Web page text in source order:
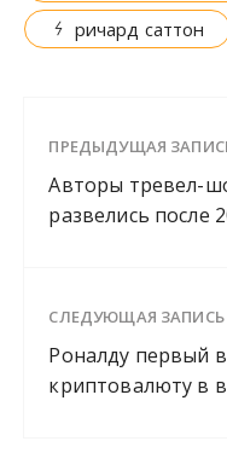
ричард саттон
ПРЕДЫДУЩАЯ
Авторы тревел-
развелись после
СЛЕДУЮЩАЯ ЗАПИСЬ
Роналду первый
криптовалюту в